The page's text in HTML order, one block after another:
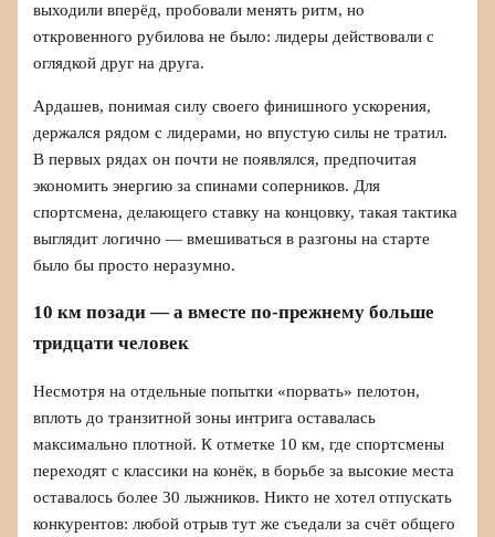
выходили вперёд, пробовали менять ритм, но
откровенного рубилова не было: лидеры действовали с
оглядкой друг на друга.
Ардашев, понимая силу своего финишного ускорения,
держался рядом с лидерами, но впустую силы не тратил.
В первых рядах он почти не появлялся, предпочитая
экономить энергию за спинами соперников. Для
спортсмена, делающего ставку на концовку, такая тактика
выглядит логично — вмешиваться в разгоны на старте
было бы просто неразумно.
10 км позади — а вместе по-прежнему больше
тридцати человек
Несмотря на отдельные попытки «порвать» пелотон,
вплоть до транзитной зоны интрига оставалась
максимально плотной. К отметке 10 км, где спортсмены
переходят с классики на конёк, в борьбе за высокие места
оставалось более 30 лыжников. Никто не хотел отпускать
конкурентов: любой отрыв тут же съедали за счёт общего